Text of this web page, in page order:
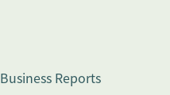
Business Reports